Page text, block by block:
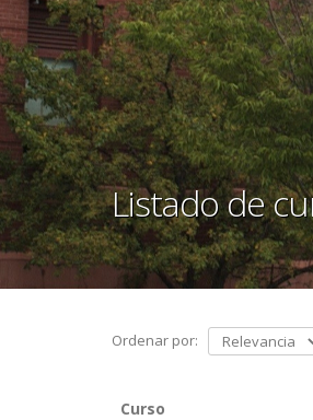
Listado de
Ordenar por:
Curso